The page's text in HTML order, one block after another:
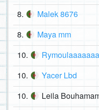
8. Malek 8676
8. Maya mm
10.
10. Yacer Lbd
10. Leila